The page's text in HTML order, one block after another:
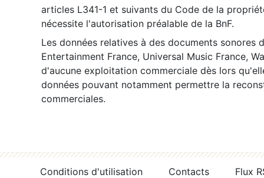
articles L341-1 et suivants du Code de la
nécessite l'autorisation préalable de la BnF.
Les données relatives à des documents sonores
Entertainment France, Universal Music France,
d'aucune exploitation commerciale dès lors
données pouvant notamment permettre la
commerciales.
Conditions d'utilisation Contacts
Flux